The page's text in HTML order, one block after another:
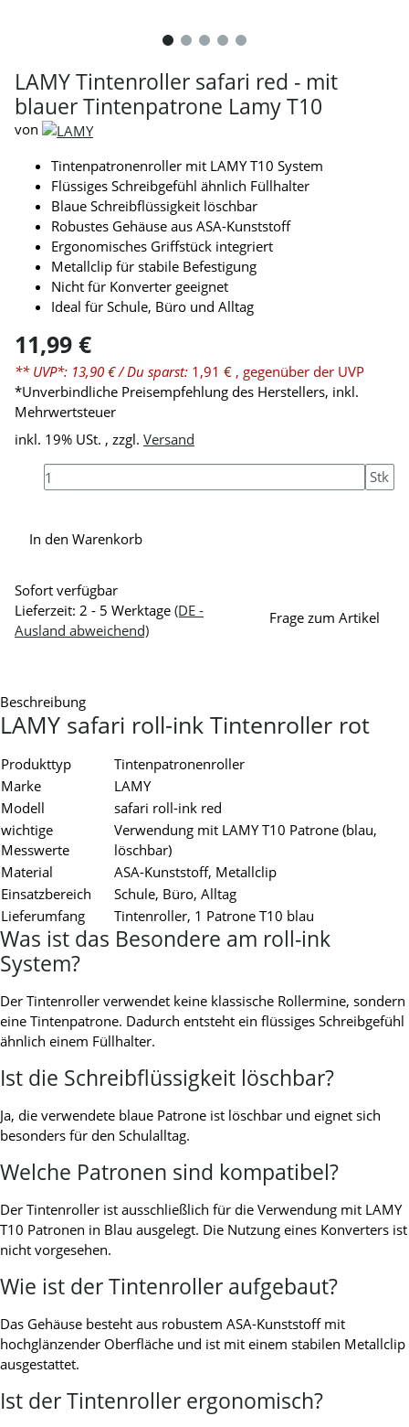
LAMY Tintenroller safari red - mit
blauer Tintenpatrone Lamy T10
von
Tintenpatronenroller mit LAMY T10 System
Flüssiges Schreibgefühl ähnlich Füllhalter
Blaue Schreibflüssigkeit löschbar
Robustes Gehäuse aus ASA-Kunststoff
Ergonomisches Griffstück integriert
Metallclip für stabile Befestigung
Nicht für Konverter geeignet
Ideal für Schule, Büro und Alltag
11,99 €
** UVP*: 13,90 € / Du sparst: 1,91 € , gegenüber der UVP
*Unverbindliche Preisempfehlung des Herstellers, inkl.
Mehrwertsteuer
inkl. 19% USt. , zzgl. Versand
Stk
In den Warenkorb
Sofort verfügbar
Lieferzeit: 2 - 5 Werktage (DE -
Ausland abweichend)
Frage zum Artikel
Beschreibung
LAMY safari roll-ink Tintenroller rot
Produkttyp
Tintenpatronenroller
Marke
LAMY
Modell
safari roll-ink red
wichtige
Messwerte
Verwendung mit LAMY T10 Patrone (blau,
löschbar)
Material
ASA-Kunststoff, Metallclip
Einsatzbereich
Schule, Büro, Alltag
Lieferumfang
Tintenroller, 1 Patrone T10 blau
Was ist das Besondere am roll-ink
System?
Der Tintenroller verwendet keine klassische Rollermine, sondern
eine Tintenpatrone. Dadurch entsteht ein flüssiges Schreibgefühl
ähnlich einem Füllhalter.
Ist die Schreibflüssigkeit löschbar?
Ja, die verwendete blaue Patrone ist löschbar und eignet sich
besonders für den Schulalltag.
Welche Patronen sind kompatibel?
Der Tintenroller ist ausschließlich für die Verwendung mit LAMY
T10 Patronen in Blau ausgelegt. Die Nutzung eines Konverters ist
nicht vorgesehen.
Wie ist der Tintenroller aufgebaut?
Das Gehäuse besteht aus robustem ASA-Kunststoff mit
hochglänzender Oberfläche und ist mit einem stabilen Metallclip
ausgestattet.
Ist der Tintenroller ergonomisch?